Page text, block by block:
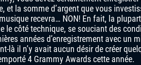
et la somme d’argent que vous
recevra… NON! En fait, la
le côté technique, se souciant des
années d’enregistrement avec un
là il n’y avait aucun désir de créer
4 Grammy Awards cette année.